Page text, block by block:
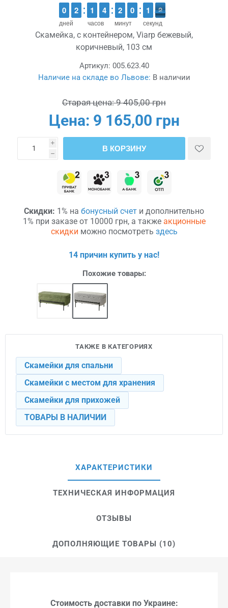
дней
9
9
0
0 1
1
2
2
часов
1
1
1
1 3
3
4
4
минут
1
1
2
2 9
9
0
0
секунд
2
1
1 2
2
1
Скамейка, с контейнером, Viarp бежевый,
коричневый, 103 см
Артикул: 005.623.40
Наличие на складе во Львове: В наличии
Старая цена: 9 405,00 грн
Цена: 9 165,00 грн
i
h
В КОРЗИНУ
Скидки: 1% на бонусный счет и дополнительно
1% при заказе от 10000 грн, а также акционные
скидки можно посмотреть здесь
14 причин купить у нас!
Похожие товары:
ТАКЖЕ В КАТЕГОРИЯХ
Скамейки для спальни
Скамейки с местом для хранения
Скамейки для прихожей
ТОВАРЫ В НАЛИЧИИ
ХАРАКТЕРИСТИКИ
ТЕХНИЧЕСКАЯ ИНФОРМАЦИЯ
ОТЗЫВЫ
ДОПОЛНЯЮЩИЕ ТОВАРЫ (10)
Стоимость доставки по Украине: